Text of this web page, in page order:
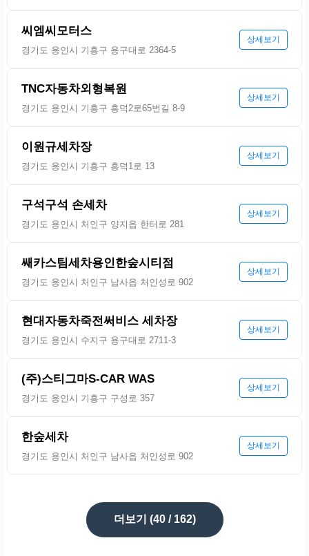
씨엠씨모터스
경기도 용인시 기흥구 용구대로 2364-5
상세보기
TNC자동차외형복원
경기도 용인시 기흥구 흥덕2로65번길 8-9
상세보기
이원규세차장
경기도 용인시 기흥구 흥덕1로 13
상세보기
구석구석 손세차
경기도 용인시 처인구 양지읍 한터로 281
상세보기
쌔카스팀세차용인한숲시티점
경기도 용인시 처인구 남사읍 처인성로 902
상세보기
현대자동차죽전써비스 세차장
경기도 용인시 수지구 용구대로 2711-3
상세보기
(주)스티그마S-CAR WAS
경기도 용인시 기흥구 구성로 357
상세보기
한숲세차
경기도 용인시 처인구 남사읍 처인성로 902
상세보기
더보기 (40/ 162)